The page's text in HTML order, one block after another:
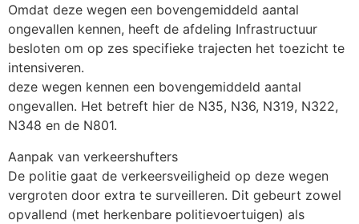
​Omdat deze wegen een bovengemiddeld aantal
ongevallen kennen, heeft de afdeling Infrastructuur
besloten om op zes specifieke trajecten het toezicht te
intensiveren.
deze wegen kennen een bovengemiddeld aantal
ongevallen. Het betreft hier de N35, N36, N319, N322,
N348 en de N801.
Aanpak van verkeershufters
​De politie gaat de verkeersveiligheid op deze wegen
vergroten door extra te surveilleren. Dit gebeurt zowel
opvallend (met herkenbare politievoertuigen) als